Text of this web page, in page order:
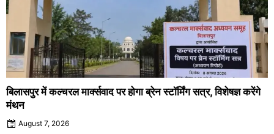
बिलासपुर में कल्चरल मार्क्सवाद पर होगा ब्रेन स्टॉर्मिंग सत्र, विशेषज्ञ करेंगे
मंथन
August 7, 2026